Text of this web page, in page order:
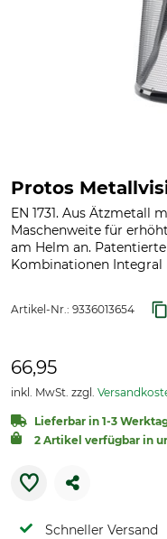
Protos
EN 1731. Aus Ätzmetall
Maschenweite für
am Helm an.
Kombinationen Integral
Artikel-Nr.: 9336013654
66,95
inkl. MwSt. zzgl.
Lieferbar in 1-3
2 Artikel verfügbar in
Schneller Versand